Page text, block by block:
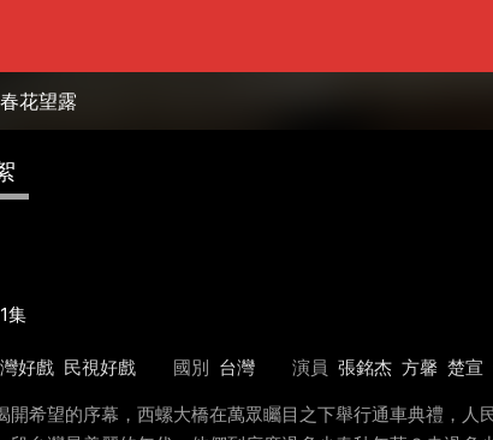
春花望露
集
好戲 民視好戲 國別 台灣 演員 張銘杰 方馨 楚宣
開希望的序幕，西螺大橋在萬眾矚目之下舉行通車典禮，